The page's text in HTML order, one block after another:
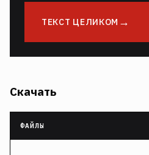
ТЕКСТ ЦЕЛИКОМ
Скачать